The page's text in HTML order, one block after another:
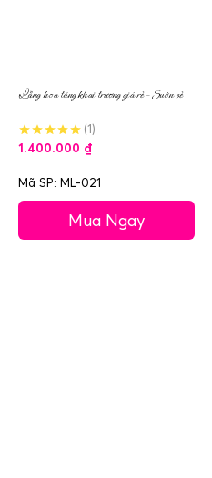
Lẵng hoa tặng khai trương giá rẻ – Suôn sẻ
(1)
1.400.000 ₫
Mã SP: ML-021
Mua Ngay